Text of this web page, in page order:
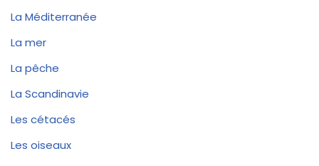
La Méditerranée
La mer
La pêche
La Scandinavie
Les cétacés
Les oiseaux